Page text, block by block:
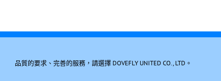
品質的要求、完善的服務，請選擇 DOVEFLY UNITED CO., LTD。